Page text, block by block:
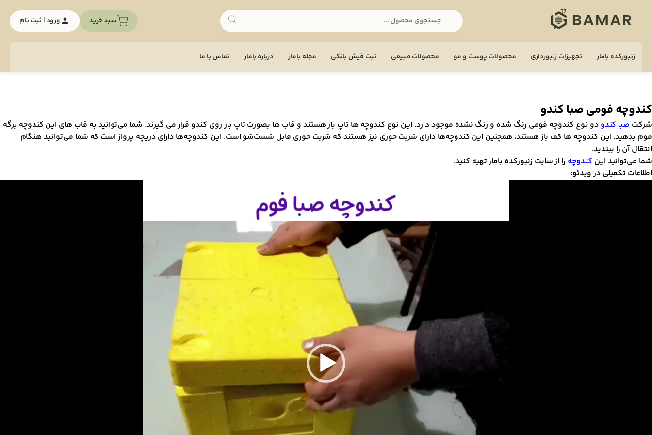
سبد خرید ورود | ثبت نام
زنبورکده بامار تجهيزات زنبورداری محصولات پوست و مو محصولات طبیعی ثبت فیش بانکی مجله بامار درباره بامار تماس با ما
کندوچه فومی صبا کندو
شرکت صبا کندو دو نوع کندوچه فومی رنگ شده و رنگ نشده موجود دارد. این نوع کندوچه ها تاپ بار هستند و قاب ها بصورت تاپ بار روی کندو قرار می گیرند. شما می‌توانید به قاب های این کندوچه برگه
موم بدهید. این کندوچه ها کف باز هستند، همچنین این کندوچه‌ها دارای شربت خوری نیز هستند که شربت خوری قابل شست‌شو است. این کندوچه‌ها دارای دریچه پرواز است که شما می‌توانید هنگام
انتقال آن را ببندید.
شما می‌توانید این کندو‌چه را از سایت زنبورکده بامار تهیه کنید.
اطلاعات تکمیلی در ویدئو: